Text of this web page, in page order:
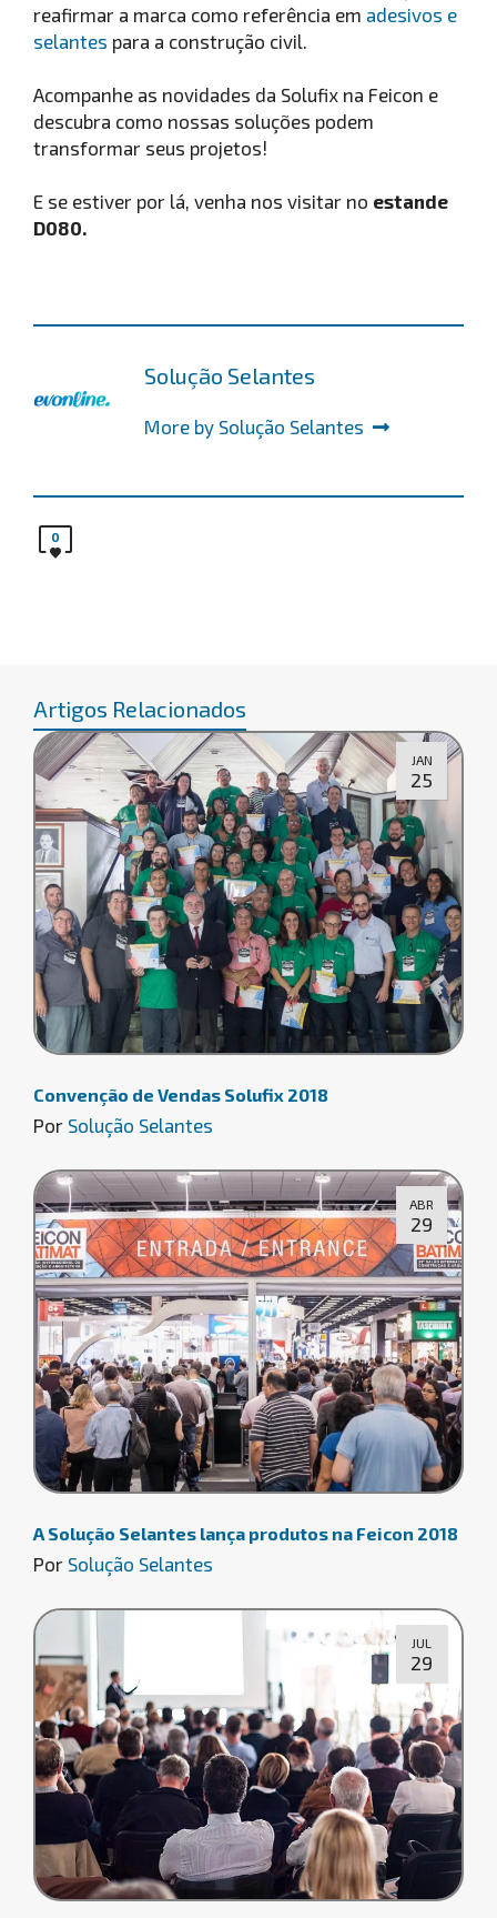
reafirmar a marca como referência em adesivos e
selantes para a construção civil.
Acompanhe as novidades da Solufix na Feicon e
descubra como nossas soluções podem
transformar seus projetos!
E se estiver por lá, venha nos visitar no estande
D080.
Solução Selantes
More by Solução Selantes
0
Artigos Relacionados
JAN
25
Convenção de Vendas Solufix 2018
Por Solução Selantes
ABR
29
A Solução Selantes lança produtos na Feicon 2018
Por Solução Selantes
JUL
29